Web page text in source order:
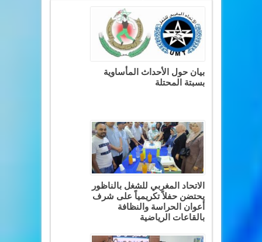
بيان حول الأحداث المأساوية
بسبتة المحتلة
الاتحاد المغربي للشغل بالناظور
يحتضن حفلاً تكريمياً على شرف
أعوان الحراسة والنظافة
بالقاعات الرياضية